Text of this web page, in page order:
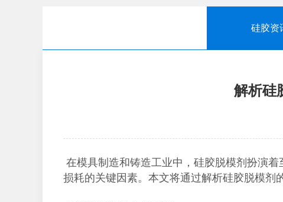
硅胶资
解析硅
在模具制造和铸造工业中，硅胶脱模剂扮演
损耗的关键因素。本文将通过解析硅胶脱模剂